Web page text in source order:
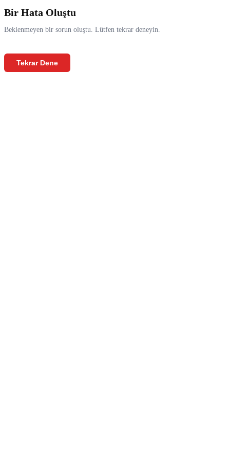
Bir Hata Oluştu
Beklenmeyen bir sorun oluştu. Lütfen tekrar deneyin.
Tekrar Dene